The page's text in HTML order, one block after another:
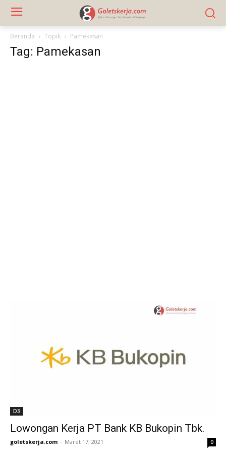
Beranda Topik Pamekasan
Tag: Pamekasan
D3
Lowongan Kerja PT Bank KB Bukopin Tbk.
goletskerja.com - Maret 17, 2021 0